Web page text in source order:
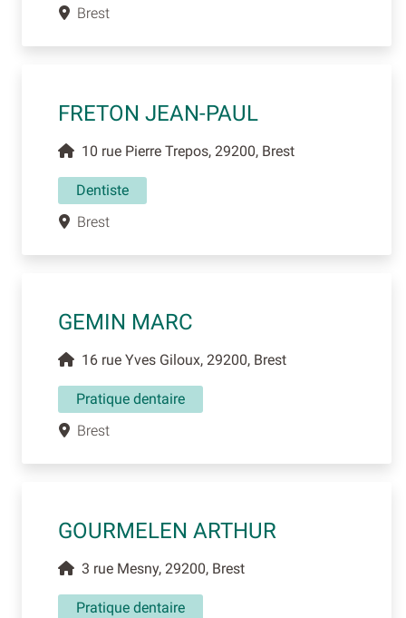
Brest
FRETON JEAN-PAUL
10 rue Pierre Trepos, 29200, Brest
Dentiste
Brest
GEMIN MARC
16 rue Yves Giloux, 29200, Brest
Pratique dentaire
Brest
GOURMELEN ARTHUR
3 rue Mesny, 29200, Brest
Pratique dentaire